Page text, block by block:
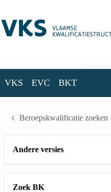
VKS EVC BKT
Beroepskwalificatie zoeken
Andere versies
Zoek BK